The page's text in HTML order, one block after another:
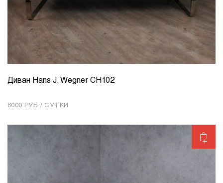
КОЛИЧЕСТВО 1
Диван Hans J. Wegner CH102
6000 РУБ / СУТКИ